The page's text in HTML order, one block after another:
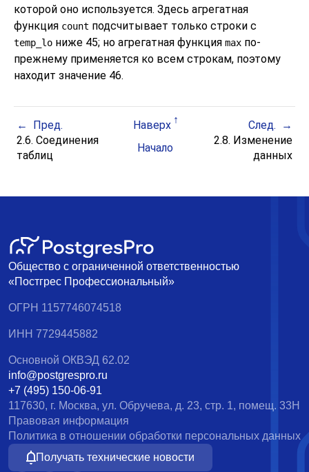
которой оно используется. Здесь агрегатная
функция count подсчитывает только строки с
temp_lo ниже 45; но агрегатная функция max по-
прежнему применяется ко всем строкам, поэтому
находит значение 46.
Пред. Наверх
След.
2.6. Соединения
таблиц
Начало
2.8. Изменение
данных
Общество с ограниченной ответственностью
«Постгрес Профессиональный»
ОГРН 1157746074518
ИНН 7729445882
Основной ОКВЭД 62.02
info@postgrespro.ru
+7 (495) 150-06-91
117630, г. Москва, ул. Обручева, д. 23, стр. 1, помещ. 33Н
Правовая информация
Политика в отношении обработки персональных данных
Получать технические новости